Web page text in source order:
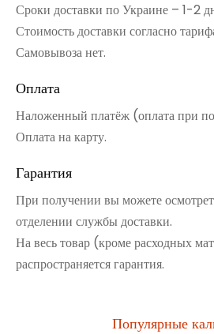
Сроки доставки по Украине – 1-2
Стоимость доставки согласно
Самовывоза нет.
Оплата
Наложенный платёж (оплата при
Оплата на карту.
Гарантия
При получении вы можете
отделении службы доставки.
На весь товар (кроме расходных
распространяется гарантия.
Популярные